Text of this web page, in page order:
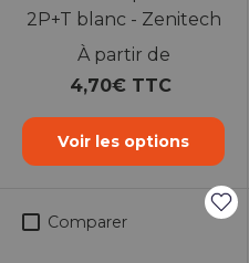
2P+T blanc - Zenitech
À partir de
4,70€ TTC
Voir les options
Comparer